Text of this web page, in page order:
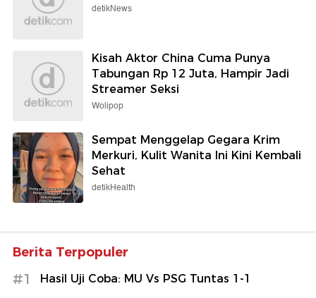
detikNews
Kisah Aktor China Cuma Punya
Tabungan Rp 12 Juta, Hampir Jadi
Streamer Seksi
Wolipop
Sempat Menggelap Gegara Krim
Merkuri, Kulit Wanita Ini Kini Kembali
Sehat
detikHealth
Berita Terpopuler
#1 Hasil Uji Coba: MU Vs PSG Tuntas 1-1